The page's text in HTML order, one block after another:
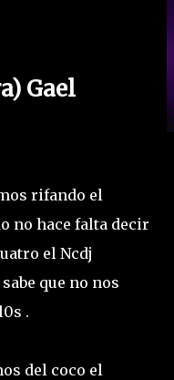
Gael
rifando el
no hace falta decir
el Ncdj
que no nos
.
del coco el